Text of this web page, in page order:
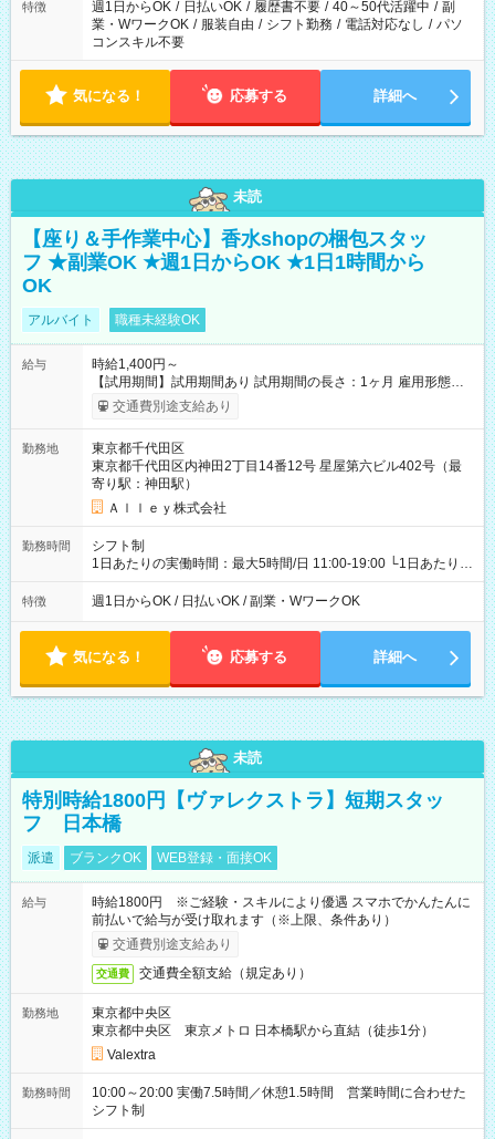
特徴 週1日からOK / 日払いOK / 履歴書不要 / 40～50代活躍中 / 副
業・WワークOK / 服装自由 / シフト勤務 / 電話対応なし / パソ
コンスキル不要
気になる！ 応募する 詳細へ
未読
【座り＆手作業中心】香水shopの梱包スタッ
フ ★副業OK ★週1日からOK ★1日1時間から
OK
アルバイト 職種未経験OK
給与
時給1,400円～
【試用期間】試用期間あり 試用期間の長さ：1ヶ月 雇用形態、
給与は本採用時と同じです。
交通費別途支給あり
勤務地
東京都千代田区
東京都千代田区内神田2丁目14番12号 星屋第六ビル402号（最
寄り駅：神田駅）
Ａｌｌｅｙ株式会社
勤務時間
シフト制
1日あたりの実働時間：最大5時間/日 11:00-19:00 └1日あたりの
実働時間：1-5時間 └上記の時間帯内であれば、いつでも勤務可
能！ └平日・土曜日の中で、お好きな曜日でご勤務いただけま
18:00 などのように、自由な働き方が可能なお仕事です！
特徴 週1日からOK / 日払いOK / 副業・WワークOK
気になる！ 応募する 詳細へ
未読
特別時給1800円【ヴァレクストラ】短期スタッ
フ 日本橋
派遣 ブランクOK WEB登録・面接OK
給与
時給1800円 ※ご経験・スキルにより優遇 スマホでかんたんに
前払いで給与が受け取れます（※上限、条件あり）
交通費別途支給あり
交通費 交通費全額支給（規定あり）
勤務地
東京都中央区
東京都中央区 東京メトロ 日本橋駅から直結（徒歩1分）
Valextra
勤務時間
10:00～20:00 実働7.5時間／休憩1.5時間 営業時間に合わせた
シフト制